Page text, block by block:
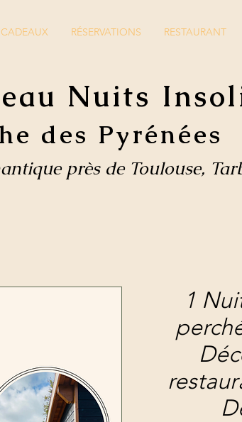
RÉSERVATIONS RESTAURANT
Nuits
des Pyrénées
près de Toulouse,
1